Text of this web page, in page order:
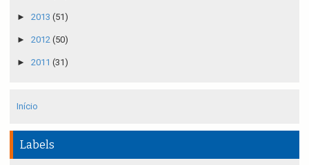
► 2013 (51)
► 2012 (50)
► 2011 (31)
Início
Labels